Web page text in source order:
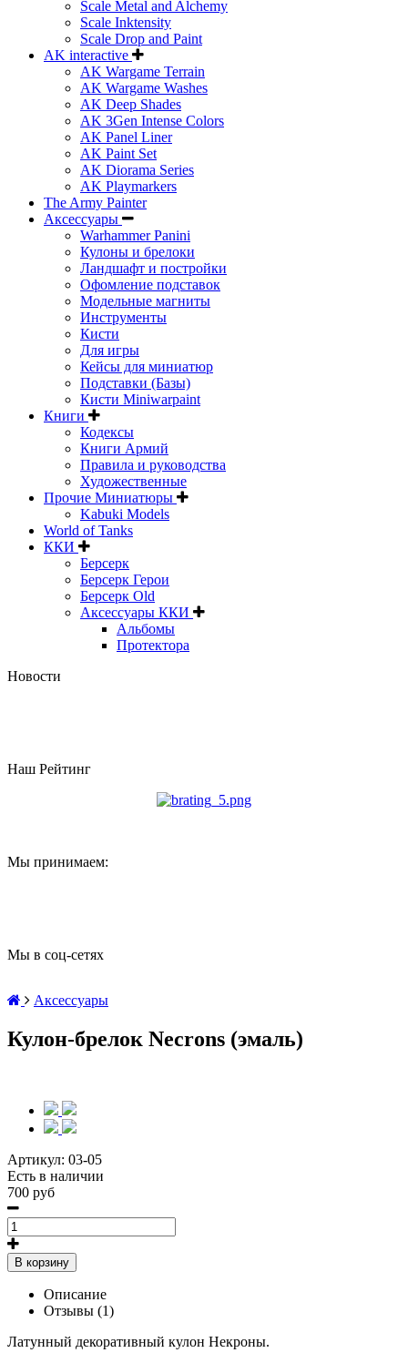
Scale Metal and Alchemy
Scale Inktensity
Scale Drop and Paint
AK interactive
AK Wargame Terrain
AK Wargame Washes
AK Deep Shades
AK 3Gen Intense Colors
AK Panel Liner
AK Paint Set
AK Diorama Series
AK Playmarkers
The Army Painter
Аксессуары
Warhammer Panini
Кулоны и брелоки
Ландшафт и постройки
Офомление подставок
Модельные магниты
Инструменты
Кисти
Для игры
Кейсы для миниатюр
Подставки (Базы)
Кисти Miniwarpaint
Книги
Кодексы
Книги Армий
Правила и руководства
Художественные
Прочие Миниатюры
Kabuki Models
World of Tanks
ККИ
Берсерк
Берсерк Герои
Берсерк Old
Аксессуары ККИ
Альбомы
Протектора
Новости
Наш Рейтинг
Мы принимаем:
Мы в соц-сетях
Аксессуары
Кулон-брелок Necrons (эмаль)
Артикул: 03-05
Есть в наличии
700 руб
В корзину
Описание
Отзывы (1)
Латунный декоративный кулон Некроны.